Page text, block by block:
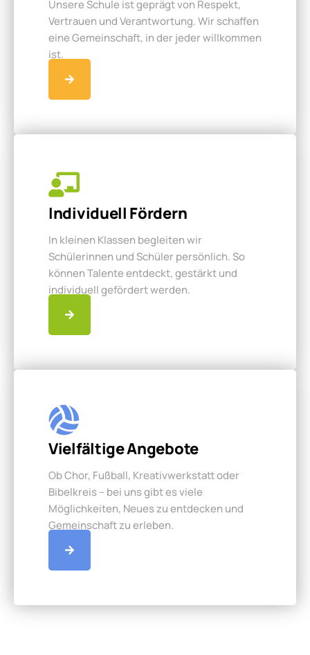
Unsere Schule ist geprägt von Respekt,
Vertrauen und Verantwortung. Wir schaffen
eine Gemeinschaft, in der jeder willkommen
ist.
Individuell Fördern
In kleinen Klassen begleiten wir
Schülerinnen und Schüler persönlich. So
können Talente entdeckt, gestärkt und
individuell gefördert werden.
Vielfältige Angebote
Ob Chor, Fußball, Kreativwerkstatt oder
Bibelkreis – bei uns gibt es viele
Möglichkeiten, Neues zu entdecken und
Gemeinschaft zu erleben.